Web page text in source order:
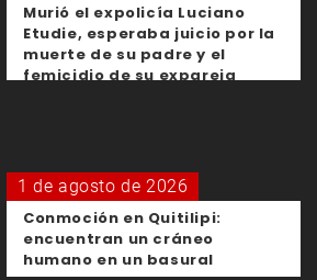
Murió el expolicía Luciano
Etudie, esperaba juicio por la
muerte de su padre y el
femicidio de su expareja
1 de agosto de 2026
Conmoción en Quitilipi:
encuentran un cráneo
humano en un basural